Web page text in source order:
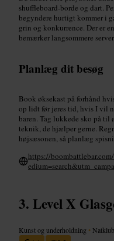
shuffleboard-borde og dart.
begyndere hurtigt kommer i
grin og konkurrence. Der er
bemærker langsommere
Planlæg dit besøg
Book øksekast på forhånd
op lidt før jeres tid, hvis I vil
baren. Tag lukkede sko på til
teknik, de hjælper gerne.
højsæsonen, så planlæg
https://
Level X
Kunst og underholdning • Natklub